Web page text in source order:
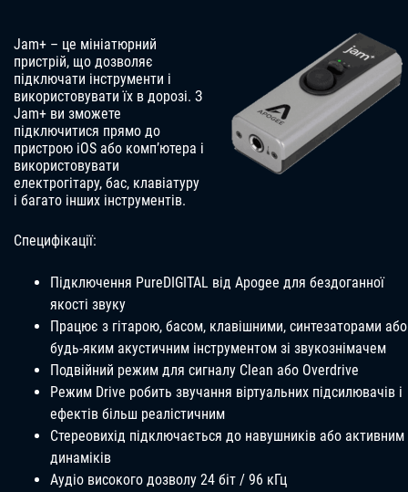
Jam+ – це мініатюрний
пристрій, що дозволяє
підключати інструменти і
використовувати їх в дорозі. З
Jam+ ви зможете
підключитися прямо до
пристрою iOS або комп’ютера і
використовувати
електрогітару, бас, клавіатуру
і багато інших інструментів.
Специфікації:
Підключення PureDIGITAL від Apogee для бездоганної
якості звуку
Працює з гітарою, басом, клавішними, синтезаторами або
будь-яким акустичним інструментом зі звукознімачем
Подвійний режим для сигналу Clean або Overdrive
Режим Drive робить звучання віртуальних підсилювачів і
ефектів більш реалістичним
Стереовихід підключається до навушників або активним
динаміків
Аудіо високого дозволу 24 біт / 96 кГц